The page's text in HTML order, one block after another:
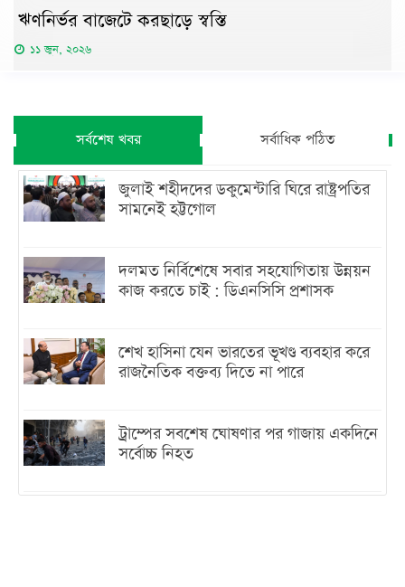
ঋণনির্ভর বাজেটে করছাড়ে স্বস্তি
১১ জুন, ২০২৬
সর্বশেষ খবর সর্বাধিক পঠিত
জুলাই শহীদদের ডকুমেন্টারি ঘিরে রাষ্ট্রপতির
সামনেই হট্টগোল
দলমত নির্বিশেষে সবার সহযোগিতায় উন্নয়ন
কাজ করতে চাই : ডিএনসিসি প্রশাসক
শেখ হাসিনা যেন ভারতের ভূখণ্ড ব্যবহার করে
রাজনৈতিক বক্তব্য দিতে না পারে
ট্রাম্পের সবশেষ ঘোষণার পর গাজায় একদিনে
সর্বোচ্চ নিহত